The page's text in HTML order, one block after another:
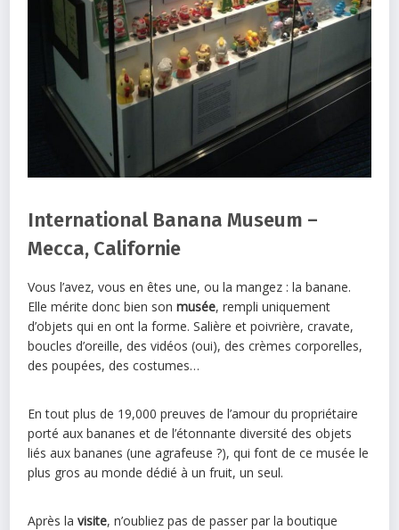
International Banana Museum –
Mecca, Californie
Vous l’avez, vous en êtes une, ou la mangez : la banane.
Elle mérite donc bien son musée, rempli uniquement
d’objets qui en ont la forme. Salière et poivrière, cravate,
boucles d’oreille, des vidéos (oui), des crèmes corporelles,
des poupées, des costumes…
En tout plus de 19,000 preuves de l’amour du propriétaire
porté aux bananes et de l’étonnante diversité des objets
liés aux bananes (une agrafeuse ?), qui font de ce musée le
plus gros au monde dédié à un fruit, un seul.
Après lavisite, n’oubliez pas de passer par la boutique